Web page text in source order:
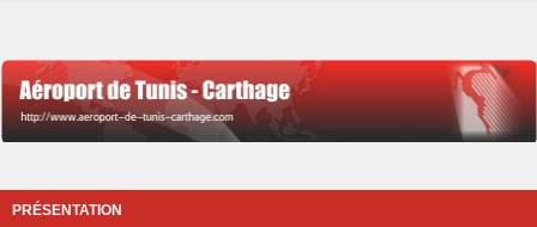
PRÉSENTATION